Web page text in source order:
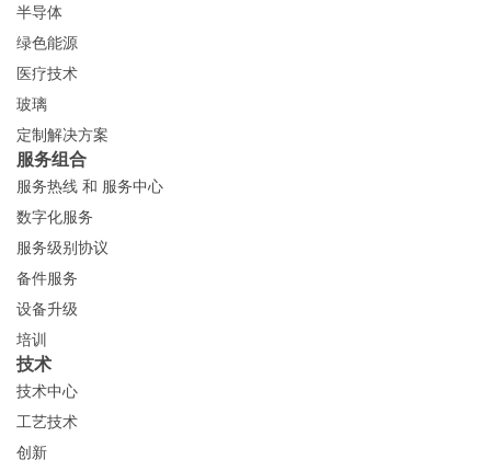
半导体
绿色能源
医疗技术
玻璃
定制解决方案
服务组合
服务热线 和 服务中心
数字化服务
服务级别协议
备件服务
设备升级
培训
技术
技术中心
工艺技术
创新